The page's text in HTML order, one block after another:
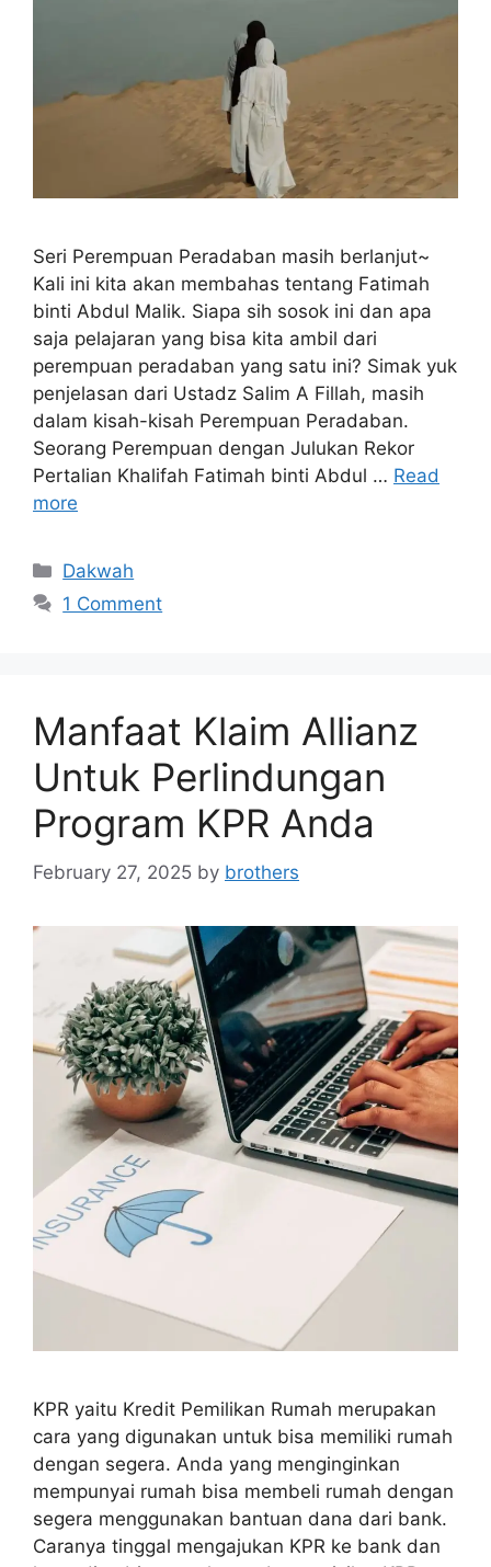
Seri Perempuan Peradaban masih berlanjut~
Kali ini kita akan membahas tentang Fatimah
binti Abdul Malik. Siapa sih sosok ini dan apa
saja pelajaran yang bisa kita ambil dari
perempuan peradaban yang satu ini? Simak yuk
penjelasan dari Ustadz Salim A Fillah, masih
dalam kisah-kisah Perempuan Peradaban.
Seorang Perempuan dengan Julukan Rekor
Pertalian Khalifah Fatimah binti Abdul … Read
more
Categories
Dakwah
1 Comment
Manfaat Klaim Allianz
Untuk Perlindungan
Program KPR Anda
February 27, 2025 by brothers
KPR yaitu Kredit Pemilikan Rumah merupakan
cara yang digunakan untuk bisa memiliki rumah
dengan segera. Anda yang menginginkan
mempunyai rumah bisa membeli rumah dengan
segera menggunakan bantuan dana dari bank.
Caranya tinggal mengajukan KPR ke bank dan